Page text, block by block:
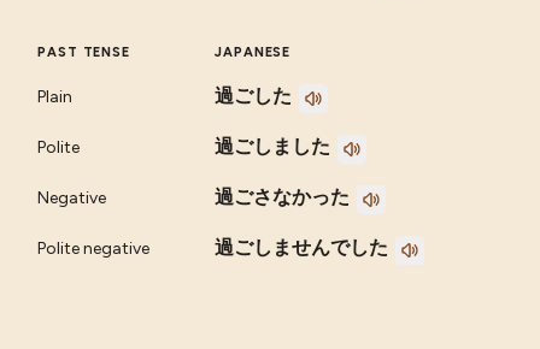
PAST TENSE JAPANESE
Plain 過ごした
Polite 過ごしました
Negative 過ごさなかった
Polite negative 過ごしませんでした